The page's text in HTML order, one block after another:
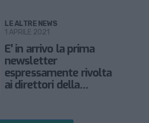
E’ in arrivo la prima
newsletter
espressamente rivolta
ai direttori della
LE ALTRE NEWS
1 APRILE 2021